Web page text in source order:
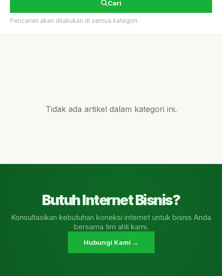
Cari
Pencarian akan dilakukan di semua kategori.
Tidak ada artikel dalam kategori ini.
Butuh Internet Bisnis?
Konsultasikan kebutuhan koneksi internet untuk bisnis Anda
bersama tim ahli kami.
Hubungi Kami →